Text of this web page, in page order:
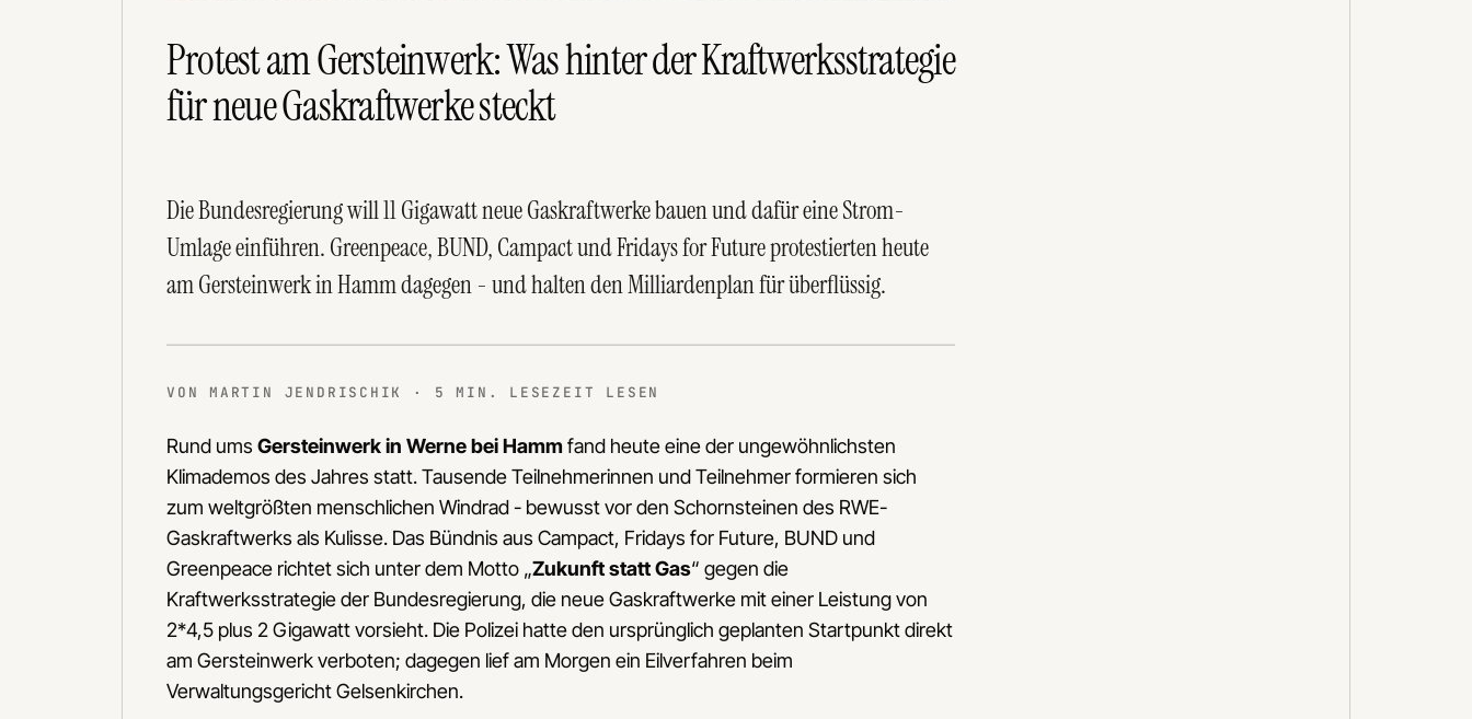
Protest am Gersteinwerk: Was hinter der Kraftwerksstrategie
für neue Gaskraftwerke steckt
Die Bundesregierung will 11 Gigawatt neue Gaskraftwerke bauen und dafür eine Strom-
Umlage einführen. Greenpeace, BUND, Campact und Fridays for Future protestierten heute
am Gersteinwerk in Hamm dagegen - und halten den Milliardenplan für überflüssig.
VON MARTIN JENDRISCHIK · 5 MIN. LESEZEIT LESEN
Rund ums Gersteinwerk in Werne bei Hammfand heute eine der ungewöhnlichsten
Klimademos des Jahres statt. Tausende Teilnehmerinnen und Teilnehmer formieren sich
zum weltgrößten menschlichen Windrad - bewusst vor den Schornsteinen des RWE-
Gaskraftwerks als Kulisse. Das Bündnis aus Campact, Fridays for Future, BUND und
Greenpeace richtet sich unter dem Motto „Zukunft statt Gas“ gegen die
Kraftwerksstrategie der Bundesregierung, die neue Gaskraftwerke mit einer Leistung von
2*4,5 plus 2 Gigawatt vorsieht. Die Polizei hatte den ursprünglich geplanten Startpunkt direkt
am Gersteinwerk verboten; dagegen lief am Morgen ein Eilverfahren beim
Verwaltungsgericht Gelsenkirchen.